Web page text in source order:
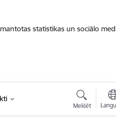
statistikas un sociālo
Meklēt